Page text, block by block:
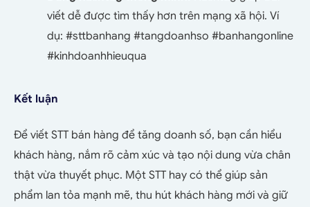
viết dễ được tìm thấy hơn trên mạng xã hội. Ví
dụ: #sttbanhang #tangdoanhso #banhangonline
#kinhdoanhhieuqua
Kết luận
Để viết STT bán hàng để tăng doanh số, bạn cần hiểu
khách hàng, nắm rõ cảm xúc và tạo nội dung vừa chân
thật vừa thuyết phục. Một STT hay có thể giúp sản
phẩm lan tỏa mạnh mẽ, thu hút khách hàng mới và giữ